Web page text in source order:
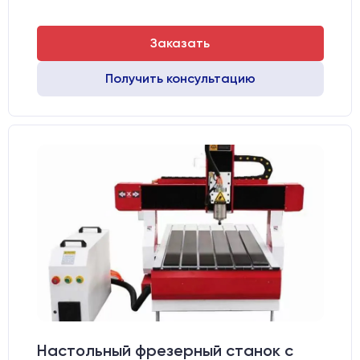
Заказать
Получить консультацию
Настольный фрезерный станок с